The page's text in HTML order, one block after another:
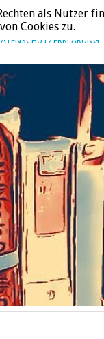
als Nutzer
Cookies zu.